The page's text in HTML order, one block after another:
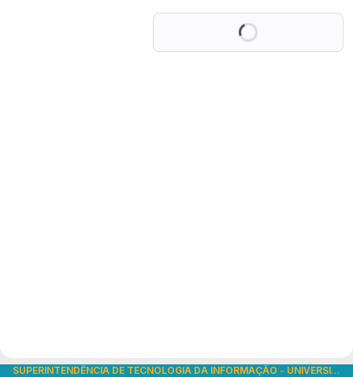
SUPERINTENDÊNCIA DE TECNOLOGIA DA INFORMAÇÃO - UNIVERSIDADE DE SÃO PAULO